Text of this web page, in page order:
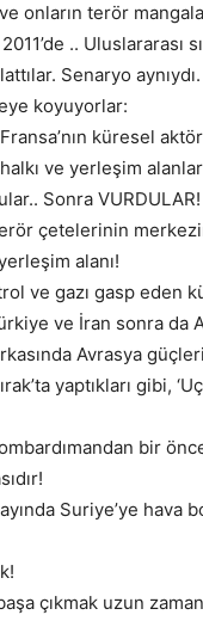
onların terör
.. Uluslararası
Senaryo
koyuyorlar:
küresel
ve yerleşim
Sonra
çetelerinin
alanı!
ve gazı gasp
ve İran sonra da
Avrasya
yaptıkları gibi,
bir
Suriye’ye hava
çıkmak uzun